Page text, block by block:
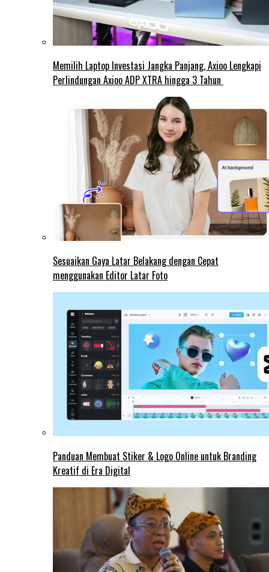
Memilih Laptop Investasi Jangka Panjang, Axioo Lengkapi
Perlindungan Axioo ADP XTRA hingga 3 Tahun
Sesuaikan Gaya Latar Belakang dengan Cepat
menggunakan Editor Latar Foto
Panduan Membuat Stiker & Logo Online untuk Branding
Kreatif di Era Digital